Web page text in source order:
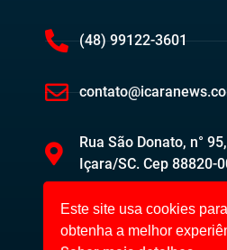
(48) 99122-3601
Rua São Donato, n°
Içara/SC. Cep 88820-
Este site usa cookies
obtenha a melhor